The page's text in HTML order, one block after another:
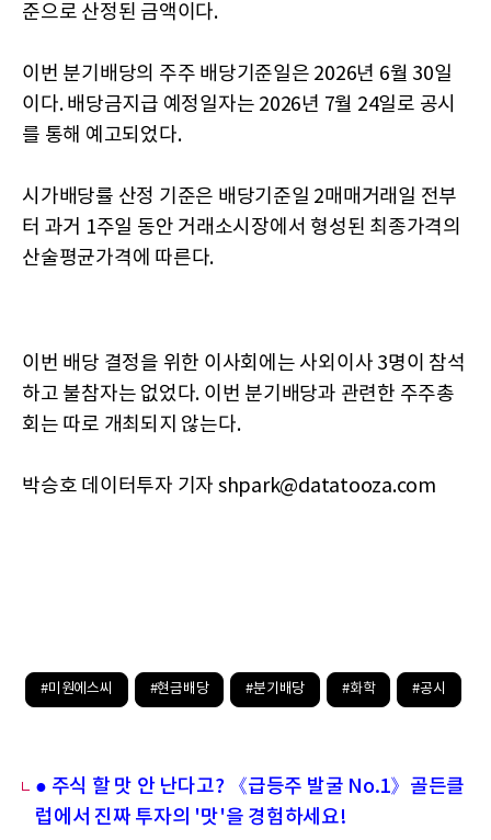
준으로 산정된 금액이다.
이번 분기배당의 주주 배당기준일은 2026년 6월 30일
이다. 배당금지급 예정일자는 2026년 7월 24일로 공시
를 통해 예고되었다.
시가배당률 산정 기준은 배당기준일 2매매거래일 전부
터 과거 1주일 동안 거래소시장에서 형성된 최종가격의
산술평균가격에 따른다.
이번 배당 결정을 위한 이사회에는 사외이사 3명이 참석
하고 불참자는 없었다. 이번 분기배당과 관련한 주주총
회는 따로 개최되지 않는다.
박승호 데이터투자 기자 shpark@datatooza.com
#미원에스씨 #현금배당 #분기배당 #화학 #공시
● 주식 할 맛 안 난다고? 《급등주 발굴 No.1》골든클
럽에서 진짜 투자의 '맛'을 경험하세요!